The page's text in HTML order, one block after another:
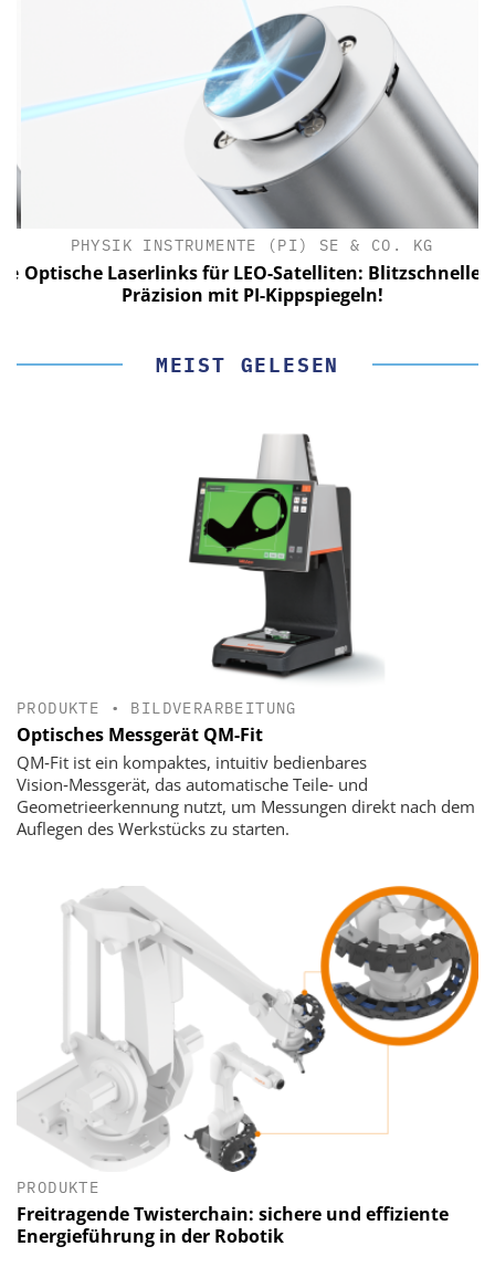
PHYSIK INSTRUMENTE (PI) SE & CO. KG
Optische Laserlinks für LEO-Satelliten: Blitzschnelle
Präzision mit PI-Kippspiegeln!
MEIST GELESEN
PRODUKTE • BILDVERARBEITUNG
Optisches Messgerät QM-Fit
QM‑Fit ist ein kompaktes, intuitiv bedienbares
Vision‑Messgerät, das automatische Teile‑ und
Geometrieerkennung nutzt, um Messungen direkt nach dem
Auflegen des Werkstücks zu starten.
PRODUKTE
Freitragende Twisterchain: sichere und effiziente
Energieführung in der Robotik